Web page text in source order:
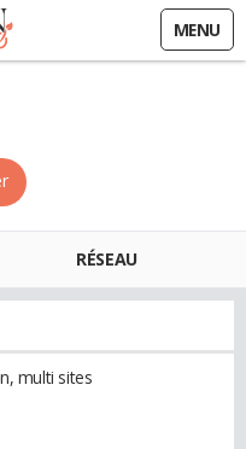
MENU
RÉSEAU
multi sites